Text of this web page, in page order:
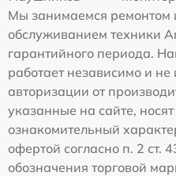
Мы занимаемся ремонтом
обслуживанием техники
гарантийного периода.
работает независимо и
авторизации от
указанные на сайте,
ознакомительный
офертой согласно п. 2 ст.
обозначения торговой